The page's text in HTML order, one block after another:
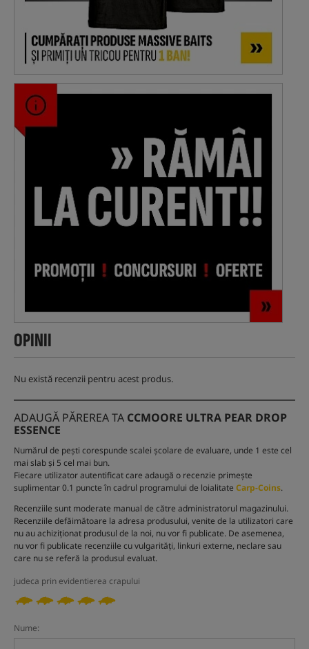
OPINII
Nu există recenzii pentru acest produs.
ADAUGĂ PĂREREA TA CCMOORE ULTRA PEAR DROP
ESSENCE
Numărul de pești corespunde scalei școlare de evaluare, unde 1 este cel
mai slab și 5 cel mai bun.
Fiecare utilizator autentificat care adaugă o recenzie primește
suplimentar 0.1 puncte în cadrul programului de loialitate Carp-Coins.
Recenziile sunt moderate manual de către administratorul magazinului.
Recenziile defăimătoare la adresa produsului, venite de la utilizatori care
nu au achiziționat produsul de la noi, nu vor fi publicate. De asemenea,
nu vor fi publicate recenziile cu vulgarități, linkuri externe, neclare sau
care nu se referă la produsul evaluat.
judeca prin evidentierea crapului
Nume: